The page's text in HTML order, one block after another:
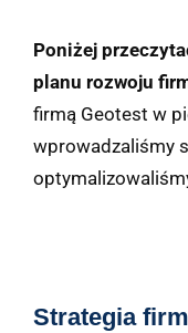
Poniżej
planu rozwoju
firmą Geotest w
wprowadzaliśmy
Strategia